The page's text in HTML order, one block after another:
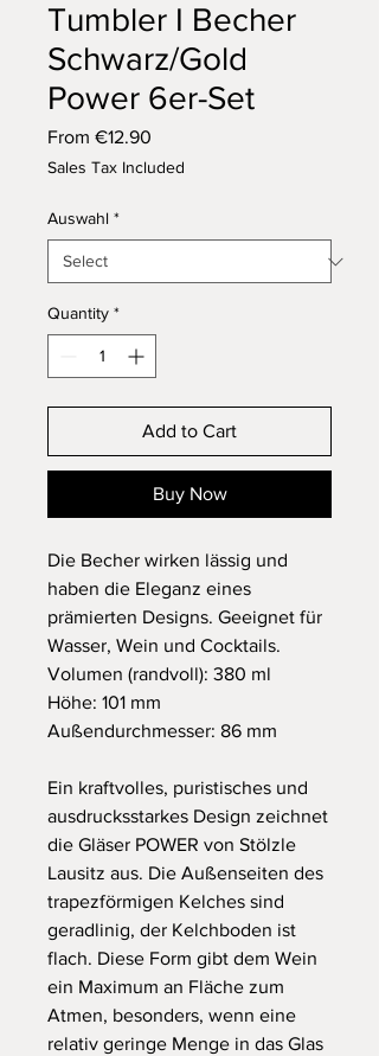
Tumbler I Becher
Schwarz/Gold
Power 6er-Set
From €12.90
Sales Tax Included
Auswahl *
Quantity *
Add to Cart
Buy Now
Die Becher wirken lässig und
haben die Eleganz eines
prämierten Designs. Geeignet für
Wasser, Wein und Cocktails.
Volumen (randvoll): 380 ml
Höhe: 101 mm
Außendurchmesser: 86 mm
Ein kraftvolles, puristisches und
ausdrucksstarkes Design zeichnet
die Gläser POWER von Stölzle
Lausitz aus. Die Außenseiten des
trapezförmigen Kelches sind
geradlinig, der Kelchboden ist
flach. Diese Form gibt dem Wein
ein Maximum an Fläche zum
Atmen, besonders, wenn eine
relativ geringe Menge in das Glas